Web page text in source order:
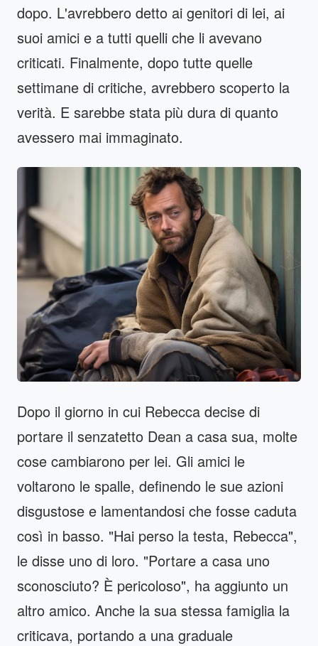
dopo. L'avrebbero detto ai genitori di lei, ai
suoi amici e a tutti quelli che li avevano
criticati. Finalmente, dopo tutte quelle
settimane di critiche, avrebbero scoperto la
verità. E sarebbe stata più dura di quanto
avessero mai immaginato.
Dopo il giorno in cui Rebecca decise di
portare il senzatetto Dean a casa sua, molte
cose cambiarono per lei. Gli amici le
voltarono le spalle, definendo le sue azioni
disgustose e lamentandosi che fosse caduta
così in basso. "Hai perso la testa, Rebecca",
le disse uno di loro. "Portare a casa uno
sconosciuto? È pericoloso", ha aggiunto un
altro amico. Anche la sua stessa famiglia la
criticava, portando a una graduale